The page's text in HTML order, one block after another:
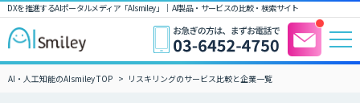
DXを推進するAIポータルメディア「AIsmiley」｜ AI製品・サービスの比較・検索サイト
AI・人工知能のAIsmiley TOP リスキリングのサービス比較と企業一覧